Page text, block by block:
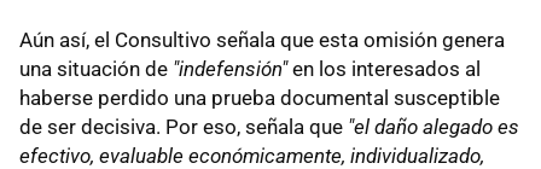
Aún así, el Consultivo señala que esta omisión genera
una situación de "indefensión"en los interesados al
haberse perdido una prueba documental susceptible
de ser decisiva. Por eso, señala que "el daño alegado es
efectivo, evaluable económicamente, individualizado,